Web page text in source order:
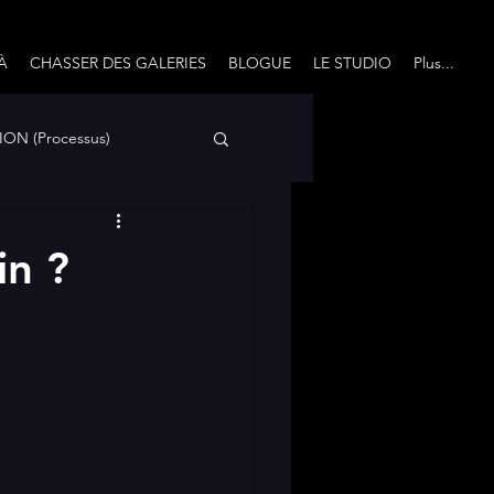
CHASSER DES GALERIES BLOGUE LE STUDIO Plus...
(Processus)
Avec un grand Q...
?